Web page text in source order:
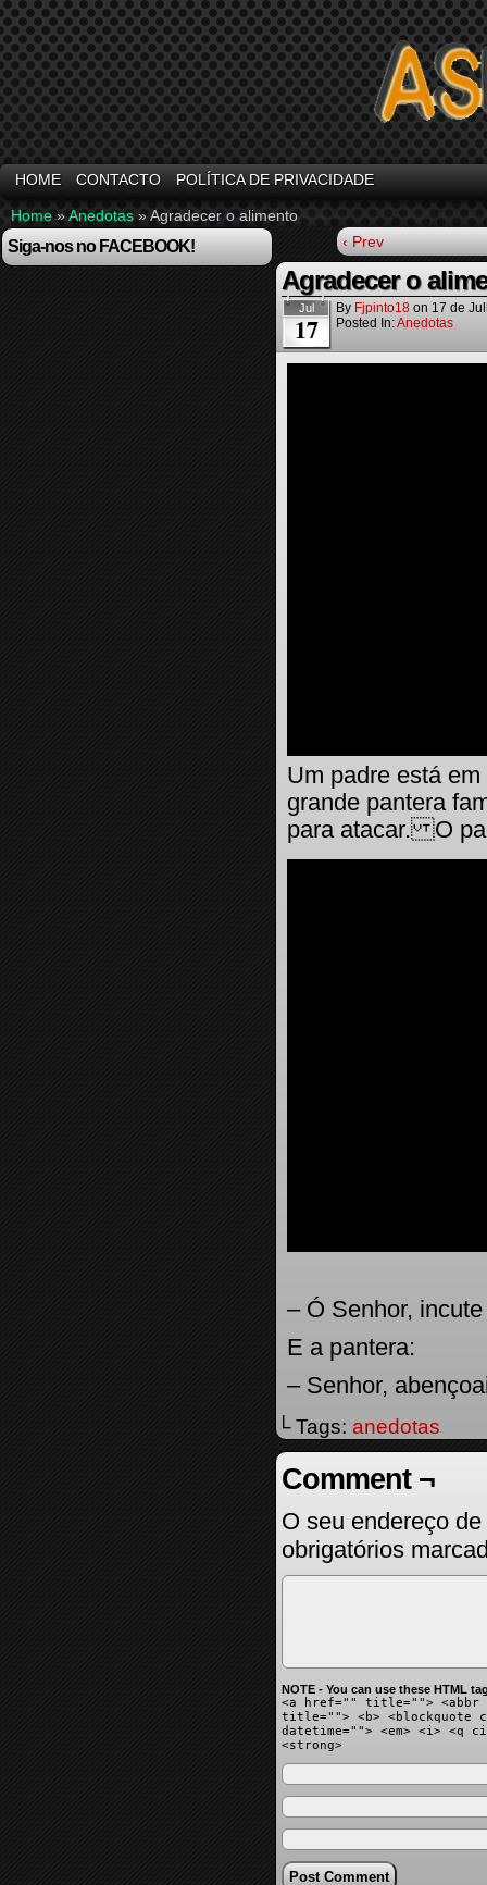
HOME CONTACTO POLÍTICA DE PRIVACIDADE
Home »Anedotas »Agradecer o alimento
Siga-nos no FACEBOOK! ‹ Prev
Agradecer o
Jul
17
By Fjpinto18 on 17 de
Posted In:Anedotas
Um padre está
grande pantera
para atacar. O
– Ó Senhor,
E a pantera:
– Senhor,
└ Tags: anedotas
Comment ¬
O seu endereço
obrigatórios
NOTE - You can use these HTML
<a href="" title=""> <abbr
title=""> <b> <blockquote
datetime=""> <em> <i> <q
<strong>